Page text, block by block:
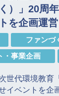
）」20周
を企画運営
ファンづ
・事業企画
世代環境教育「
イベントを企